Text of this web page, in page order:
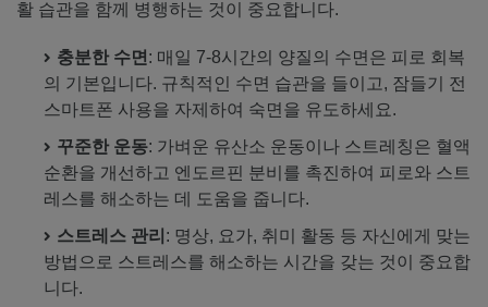
활 습관을 함께 병행하는 것이 중요합니다.
충분한 수면 : 매일 7-8시간의 양질의 수면은 피로 회복
의 기본입니다. 규칙적인 수면 습관을 들이고, 잠들기 전
스마트폰 사용을 자제하여 숙면을 유도하세요.
꾸준한 운동: 가벼운 유산소 운동이나 스트레칭은 혈액
순환을 개선하고 엔도르핀 분비를 촉진하여 피로와 스트
레스를 해소하는 데 도움을 줍니다.
스트레스 관리 : 명상, 요가, 취미 활동 등 자신에게 맞는
방법으로 스트레스를 해소하는 시간을 갖는 것이 중요합
니다.